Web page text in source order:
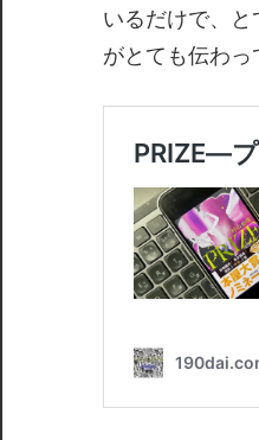
いるだけで、
がとても伝わっ